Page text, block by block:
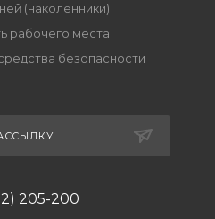
(наколенники)
рабочего места
безопасности
205-200